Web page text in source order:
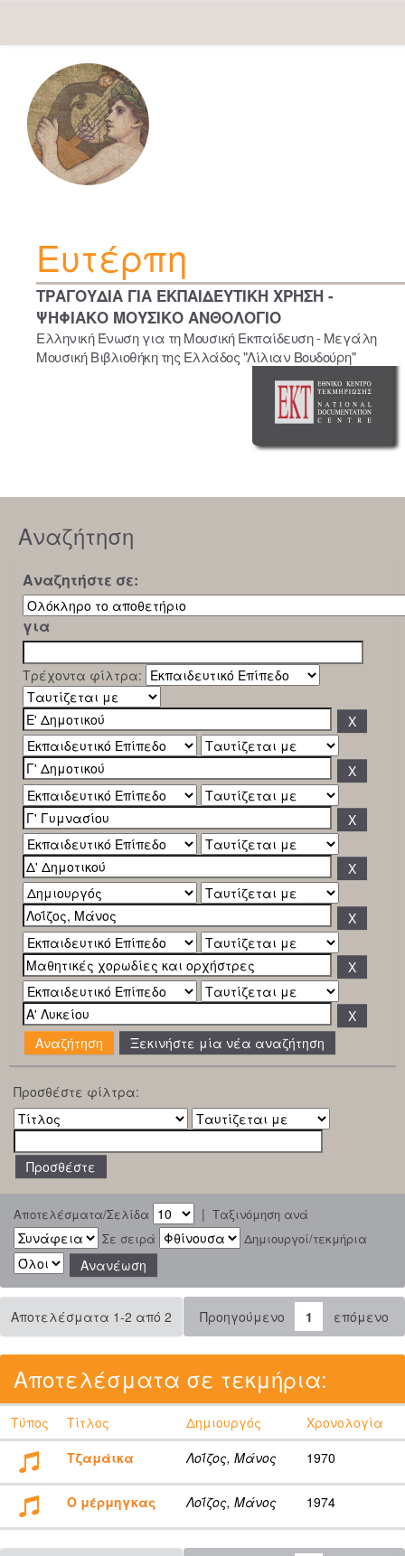
navigation
Ευτέρπη
ΤΡΑΓΟΥΔΙΑ ΓΙΑ ΕΚΠΑΙΔΕΥΤΙΚΗ ΧΡΗΣΗ -
ΨΗΦΙΑΚΟ ΜΟΥΣΙΚΟ ΑΝΘΟΛΟΓΙΟ
Ελληνική Ένωση για τη Μουσική Εκπαίδευση - Μεγάλη
Μουσική Βιβλιοθήκη της Ελλάδος "Λίλιαν Βουδούρη"
Αναζήτηση
Αναζητήστε σε:
για
Τρέχοντα φίλτρα:
Ξεκινήστε μία νέα αναζήτηση
Προσθέστε φίλτρα:
Αποτελέσματα/Σελίδα | Ταξινόμηση ανά
Σε σειρά
Δημιουργοί/τεκμήρια
Αποτελέσματα 1-2 από 2 Προηγούμενο 1 επόμενο
Αποτελέσματα σε τεκμήρια:
Τύπος Τίτλος Δημιουργός
Χρονολογία
Τζαμάικα
Λοΐζος, Μάνος 1970
Ο μέρμηγκας Λοΐζος, Μάνος 1974